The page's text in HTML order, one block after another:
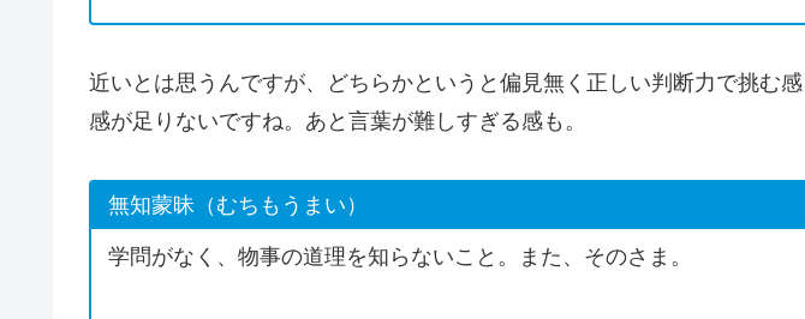
近いとは思うんですが、どちらかというと偏見無く正しい判断力で挑む
感が足りないですね。あと言葉が難しすぎる感も。
無知蒙昧（むちもうまい）
学問がなく、物事の道理を知らないこと。また、そのさま。